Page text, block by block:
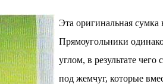
Эта оригинальная
Прямоугольники
углом, в результате
под жемчуг, которые